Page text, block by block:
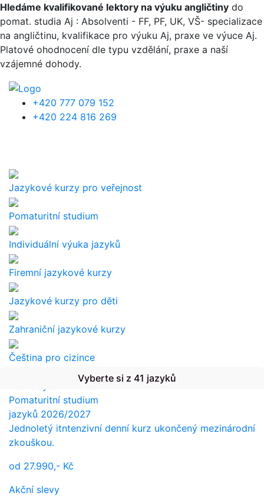
Přejít k hlavnímu obsahu
Hledáme kvalifikované lektory na výuku angličtiny do
pomat. studia Aj : Absolventi - FF, PF, UK, VŠ- specializace
na angličtinu, kvalifikace pro výuku Aj, praxe ve výuce Aj.
Platové ohodnocení dle typu vzdělání, praxe a naší
vzájemné dohody.
+420 777 079 152
+420 224 816 269
Jazykové kurzy pro veřejnost
Pomaturitní studium
Individuální výuka jazyků
Firemní jazykové kurzy
Jazykové kurzy pro děti
Zahraniční jazykové kurzy
Čeština pro cizince
Překlady a tlumočení
Vyberte si z 41 jazyků
Pomaturitní studium
jazyků 2026/2027
Jednoletý itntenzivní denní kurz ukončený mezinárodní
zkouškou.
od 27.990,- Kč
Akční slevy